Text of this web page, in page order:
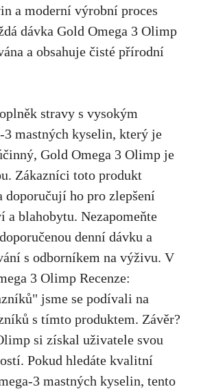
a moderní výrobní proces
dávka Gold Omega 3 Olimp
a obsahuje čisté přírodní
stravy s vysokým
3 mastných kyselin, který je
Gold Omega 3 Olimp je
Zákazníci toto produkt
doporučují ho pro zlepšení
a blahobytu. Nezapomeňte
denní dávku a
s odborníkem na výživu. V
3 Olimp Recenze:
jsme se podívali na
s tímto produktem. Závěr?
si získal uživatele svou
Pokud hledáte kvalitní
3 mastných kyselin, tento